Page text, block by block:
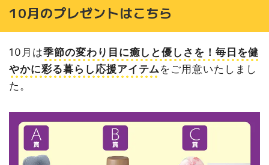
10月のプレゼントはこちら
10月は季節の変わり目に癒しと優しさを！毎日を健
やかに彩る暮らし応援アイテム をご用意いたしまし
た。